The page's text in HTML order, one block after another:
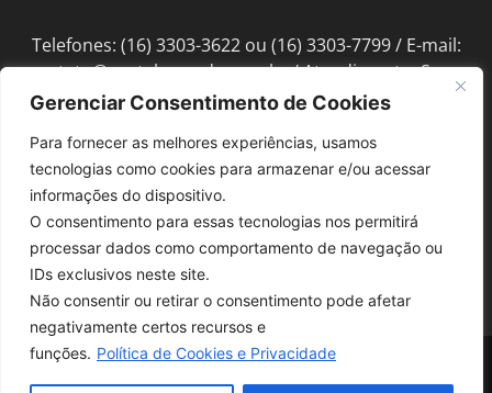
Gerenciar Consentimento de Cookies
Para fornecer as melhores experiências, usamos
tecnologias como cookies para armazenar e/ou acessar
informações do dispositivo.
O consentimento para essas tecnologias nos permitirá
processar dados como comportamento de navegação ou
IDs exclusivos neste site.
Não consentir ou retirar o consentimento pode afetar
negativamente certos recursos e
funções. Política de Cookies e Privacidade
Telefones: (16) 3303-3622 ou (16) 3303-7799 / E-mail:
contato@portalmorada.com.br/ Atendimento: Seg a
Sex das 8h às 18h / Endereço: Av. Bento de Abreu, 889
SIGA-NOS
© 1997-2022, GRUPO ROBERTO MONTORO É proibida a reprodução do
conteúdo em qualquer meio de comunicação, eletrônico ou impresso,